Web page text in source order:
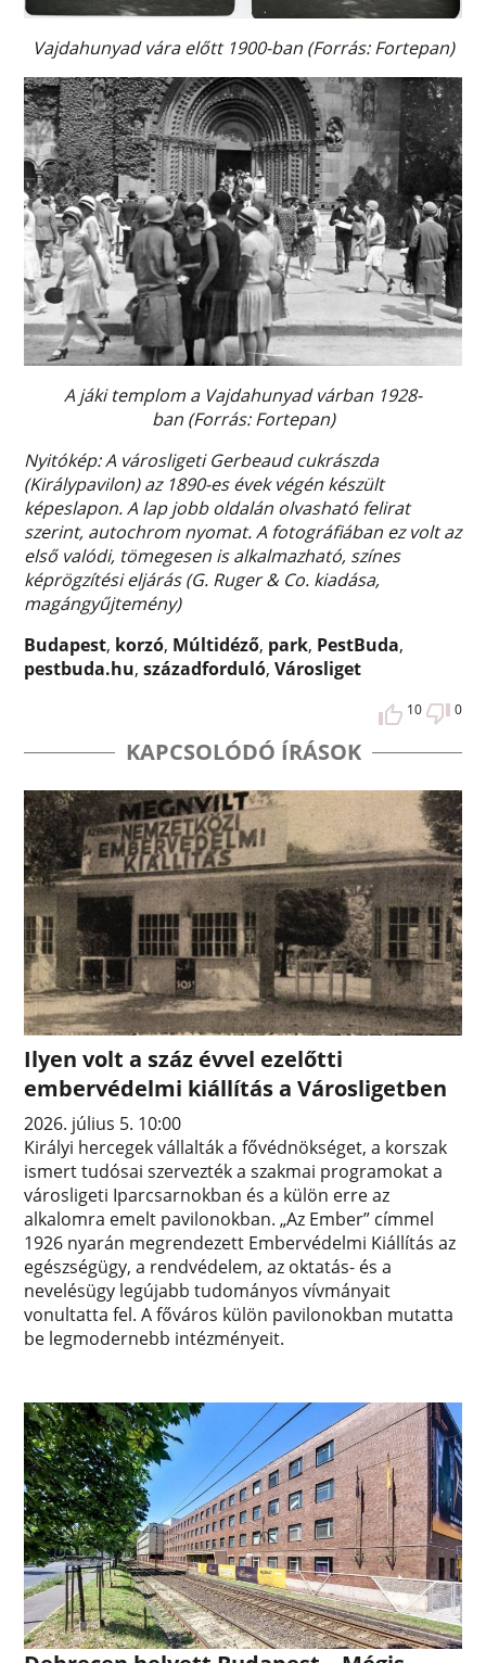
Vajdahunyad vára előtt 1900-ban (Forrás: Fortepan)
A jáki templom a Vajdahunyad várban 1928-
ban (Forrás: Fortepan)
Nyitókép: A városligeti Gerbeaud cukrászda
(Királypavilon​) az 1890-es évek végén készült
képeslapon. A lap jobb oldalán olvasható felirat
szerint, autochrom nyomat. A fotográfiában ez volt az
első valódi, tömegesen is alkalmazható, színes
képrögzítési eljárás (G. Ruger & Co. kiadása,
magángyűjtemény)
Budapest, korzó, Múltidéző, park, PestBuda,
pestbuda.hu,századforduló,Városliget
10 0
KAPCSOLÓDÓ ÍRÁSOK
Ilyen volt a száz évvel ezelőtti
embervédelmi kiállítás a Városligetben
2026. július 5. 10:00
Királyi hercegek vállalták a fővédnökséget, a korszak
ismert tudósai szervezték a szakmai programokat a
városligeti Iparcsarnokban és a külön erre az
alkalomra emelt pavilonokban. „Az Ember” címmel
1926 nyarán megrendezett Embervédelmi Kiállítás az
egészségügy, a rendvédelem, az oktatás- és a
nevelésügy legújabb tudományos vívmányait
vonultatta fel. A főváros külön pavilonokban mutatta
be legmodernebb intézményeit.